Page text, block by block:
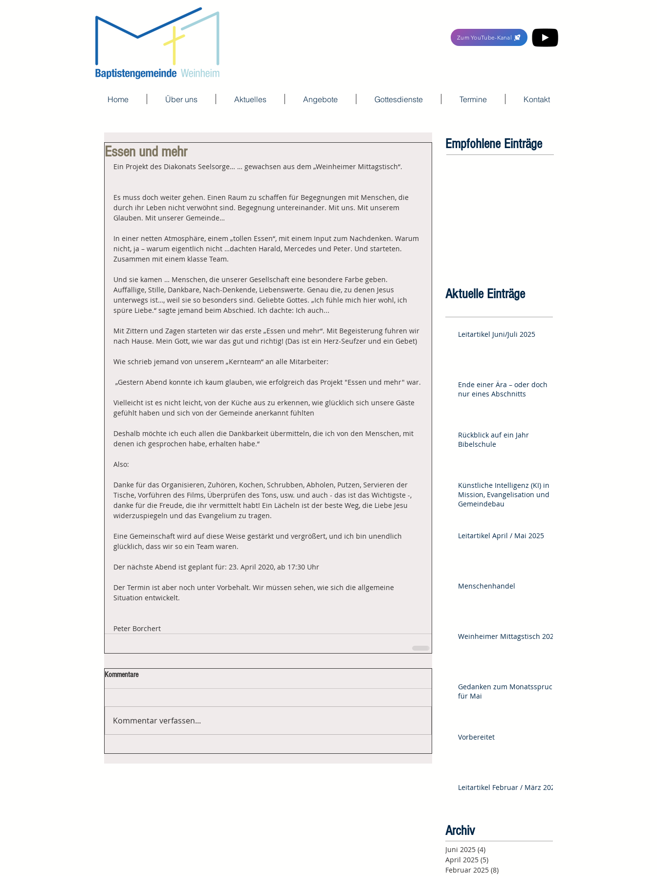
Zum YouTube-Kanal
Home Über uns Aktuelles Angebote Gottesdienste Termine Kontakt
Essen und mehr
Ein Projekt des Diakonats Seelsorge… … gewachsen aus dem „Weinheimer Mittagstisch“.
Es muss doch weiter gehen. Einen Raum zu schaffen für Begegnungen mit Menschen, die
durch ihr Leben nicht verwöhnt sind. Begegnung untereinander. Mit uns. Mit unserem
Glauben. Mit unserer Gemeinde…
In einer netten Atmosphäre, einem „tollen Essen“, mit einem Input zum Nachdenken. Warum
nicht, ja – warum eigentlich nicht …dachten Harald, Mercedes und Peter. Und starteten.
Zusammen mit einem klasse Team.
Und sie kamen … Menschen, die unserer Gesellschaft eine besondere Farbe geben.
Auffällige, Stille, Dankbare, Nach-Denkende, Liebenswerte. Genau die, zu denen Jesus
unterwegs ist…, weil sie so besonders sind. Geliebte Gottes. „Ich fühle mich hier wohl, ich
spüre Liebe.“ sagte jemand beim Abschied. Ich dachte: Ich auch...
Mit Zittern und Zagen starteten wir das erste „Essen und mehr“. Mit Begeisterung fuhren wir
nach Hause. Mein Gott, wie war das gut und richtig! (Das ist ein Herz-Seufzer und ein Gebet)
Wie schrieb jemand von unserem „Kernteam“ an alle Mitarbeiter:
„Gestern Abend konnte ich kaum glauben, wie erfolgreich das Projekt "Essen und mehr" war.
Vielleicht ist es nicht leicht, von der Küche aus zu erkennen, wie glücklich sich unsere Gäste
gefühlt haben und sich von der Gemeinde anerkannt fühlten
Deshalb möchte ich euch allen die Dankbarkeit übermitteln, die ich von den Menschen, mit
denen ich gesprochen habe, erhalten habe.“
Also:
Danke für das Organisieren, Zuhören, Kochen, Schrubben, Abholen, Putzen, Servieren der
Tische, Vorführen des Films, Überprüfen des Tons, usw. und auch - das ist das Wichtigste -,
danke für die Freude, die ihr vermittelt habt! Ein Lächeln ist der beste Weg, die Liebe Jesu
widerzuspiegeln und das Evangelium zu tragen.
Eine Gemeinschaft wird auf diese Weise gestärkt und vergrößert, und ich bin unendlich
glücklich, dass wir so ein Team waren.
Der nächste Abend ist geplant für: 23. April 2020, ab 17:30 Uhr
Der Termin ist aber noch unter Vorbehalt. Wir müssen sehen, wie sich die allgemeine
Situation entwickelt.
Peter Borchert
Kommentare
Kommentar verfassen...
Empfohlene Einträge
Aktuelle Einträge
Leitartikel Juni/Juli 2025
Ende einer Ära – oder doch
nur eines Abschnitts
Rückblick auf ein Jahr
Bibelschule
Künstliche Intelligenz (KI) in
Mission, Evangelisation und
Gemeindebau
Leitartikel April / Mai 2025
Menschenhandel
Weinheimer Mittagstisch 2025
Gedanken zum Monatsspruch
für Mai
Vorbereitet
Leitartikel Februar / März 2025
Archiv
Juni 2025 (4)
April 2025 (5)
Februar 2025 (8)